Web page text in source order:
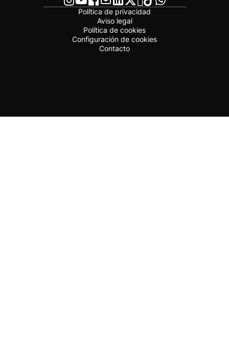
Política de privacidad
Aviso legal
Política de cookies
Configuración de cookies
Contacto